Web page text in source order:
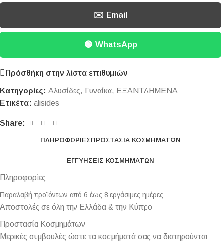
✉️ Email
🟢 WhatsApp
Πρόσθήκη στην λίστα επιθυμιών
Κατηγορίες: Αλυσίδες, Γυναίκα, ΕΞΑΝΤΛΗΜΕΝΑ
Ετικέτα: alisides
Share:
ΠΛΗΡΟΦΟΡΊΕΣΠΡΟΣΤΑΣΊΑ ΚΟΣΜΗΜΆΤΩΝ
ΕΓΓΥΉΣΕΙΣ ΚΟΣΜΗΜΆΤΩΝ
Πληροφορίες
Παραλαβή προϊόντων από 6 έως 8 εργάσιμες ημέρες
Αποστολές σε όλη την Ελλάδα & την Κύπρο
Προστασία Κοσμημάτων
Μερικές συμβουλές ώστε τα κοσμήματά σας να διατηρούνται